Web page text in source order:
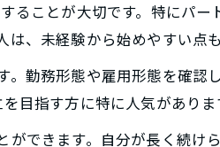
ート体制解説
バイト入門
スキルとは
ことが大切です。特にパ
、未経験から始めやすい点も
勤務形態や雇用形態を確認
目指す方に特に人気がありま
できます。自分が長く続け